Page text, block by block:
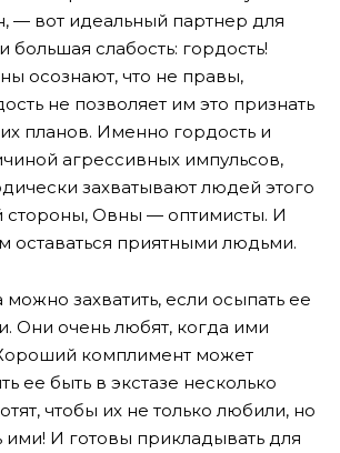
— вот идеальный партнер для
большая слабость: гордость!
осознают, что не правы,
не позволяет им это признать
планов. Именно гордость и
агрессивных импульсов,
захватывают людей этого
стороны, Овны — оптимисты. И
оставаться приятными людьми.
захватить, если осыпать ее
Они очень любят, когда ими
комплимент может
ее быть в экстазе несколько
чтобы их не только любили, но
И готовы прикладывать для